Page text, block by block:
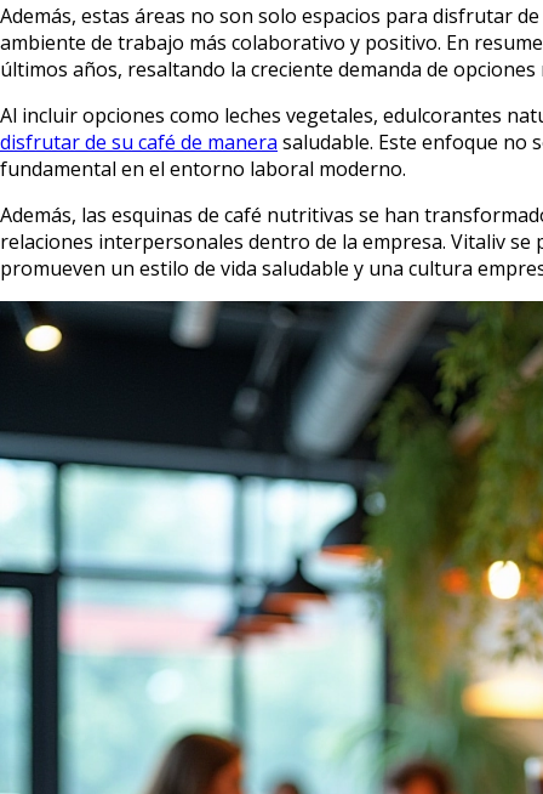
Además, estas áreas no son solo espacios para disfrutar
ambiente de trabajo más colaborativo y positivo. En
últimos años, resaltando la creciente demanda de
Al incluir opciones como leches vegetales, edulcorantes
disfrutar de su café de manera saludable. Este enfoque no
fundamental en el entorno laboral moderno.
Además, las esquinas de café nutritivas se han
relaciones interpersonales dentro de la empresa. Vitaliv
promueven un estilo de vida saludable y una cultura